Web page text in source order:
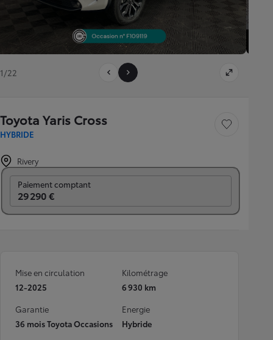
1/22
Toyota Yaris Cross
HYBRIDE
Sauvegarder le
Rivery
Paiement comptant
29 290 €
Mise en circulation
12-2025
Kilométrage
6 930 km
Garantie
36 mois Toyota Occasions
Energie
Hybride